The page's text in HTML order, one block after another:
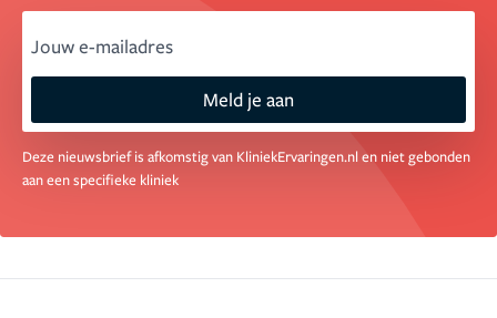
Meld je aan
Deze nieuwsbrief is afkomstig van KliniekErvaringen.nl en niet gebonden
aan een specifieke kliniek